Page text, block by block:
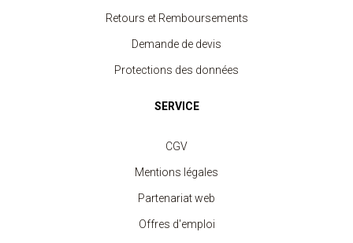
T-shirt Col V Femme 180 gr
à partir de 6.20 €
Retours et Remboursements
Demande de devis
Protections des données
SERVICE
CGV
Mentions légales
Partenariat web
Offres d'emploi